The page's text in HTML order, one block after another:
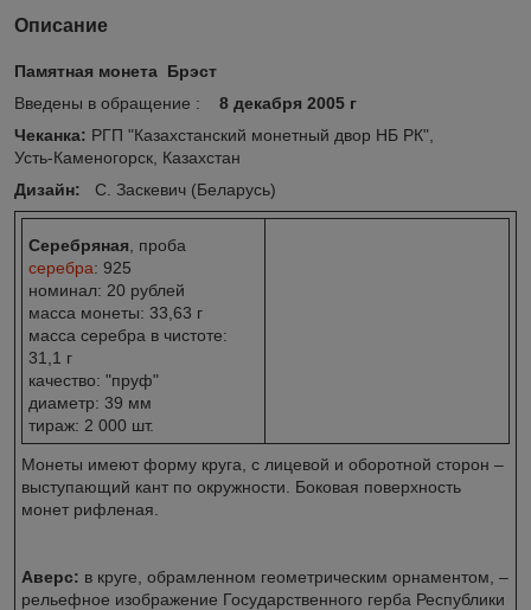
Описание
Памятная монета Брэст
Введены в обращение : 8 декабря 2005 г
Чеканка: РГП "Казахстанский монетный двор НБ РК",
Усть-Каменогорск, Казахстан
Дизайн:
С. Заскевич (Беларусь)
Серебряная , проба
серебра: 925
номинал: 20 рублей
масса монеты: 33,63 г
масса серебра в чистоте:
31,1 г
качество: "пруф"
диаметр: 39 мм
тираж: 2 000 шт.
Монеты имеют форму круга, с лицевой и оборотной сторон –
выступающий кант по окружности. Боковая поверхность
монет рифленая.
Аверс: в круге, обрамленном геометрическим орнаментом, –
рельефное изображение Государственного герба Республики